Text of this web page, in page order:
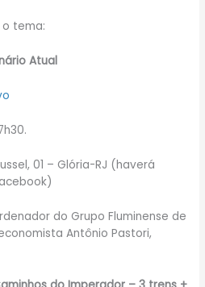
tema:
Atual
01 – Glória-RJ (haverá
do Grupo Fluminense de
Antônio Pastori,